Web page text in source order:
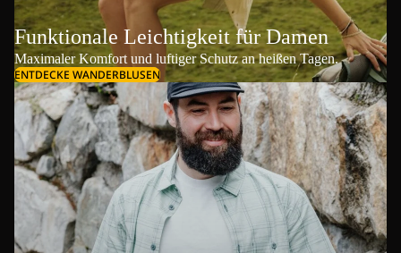
Funktionale Leichtigkeit für Damen
Maximaler Komfort und luftiger Schutz an heißen Tagen.
ENTDECKE WANDERBLUSEN